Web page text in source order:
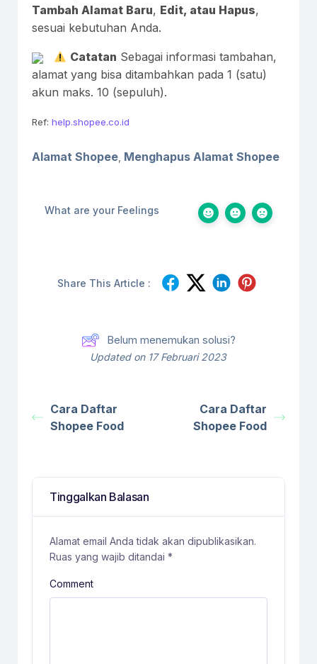
Tambah Alamat Baru, Edit, atau Hapus,
sesuai kebutuhan Anda.
Catatan Sebagai informasi tambahan,
alamat yang bisa ditambahkan pada 1 (satu)
akun maks. 10 (sepuluh).
Ref: help.shopee.co.id
Alamat Shopee Menghapus Alamat Shopee
What are your Feelings
Share This Article :
Belum menemukan solusi?
Updated on 17 Februari 2023
Cara Daftar
Shopee Food
Cara Daftar
Shopee Food
Tinggalkan Balasan
Alamat email Anda tidak akan dipublikasikan.
Ruas yang wajib ditandai *
Comment